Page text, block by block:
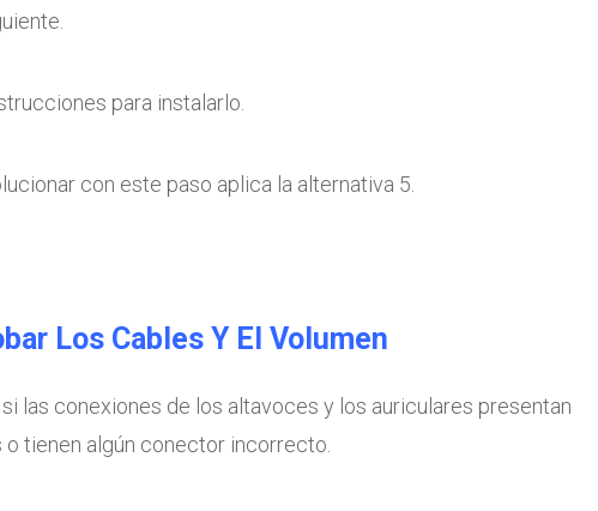
para instalarlo.
con este paso aplica la alternativa 5.
Los Cables Y El Volumen
las conexiones de los altavoces y los auriculares presentan
tienen algún conector incorrecto.